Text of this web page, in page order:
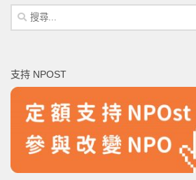
搜
尋
字:
支持 NPOST